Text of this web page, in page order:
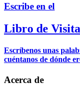
Escribe en el
Libro de
Escríbenos unas
cuéntanos de dónde
Acerca de